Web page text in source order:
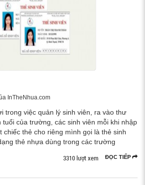
InTheNhua.com
trong việc quản lý sinh viên, ra vào thư
tuổi của trường, các sinh viên mỗi khi nhập
chiếc thẻ cho riêng mình gọi là thẻ sinh
thẻ nhựa dùng trong các trường
ĐỌC TIẾP
3310 lượt xem